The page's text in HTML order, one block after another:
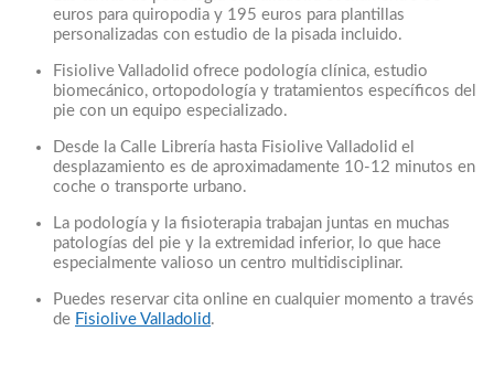
euros para quiropodia y 195 euros para plantillas
personalizadas con estudio de la pisada incluido.
Fisiolive Valladolid ofrece podología clínica, estudio
biomecánico, ortopodología y tratamientos específicos del
pie con un equipo especializado.
Desde la Calle Librería hasta Fisiolive Valladolid el
desplazamiento es de aproximadamente 10-12 minutos en
coche o transporte urbano.
La podología y la fisioterapia trabajan juntas en muchas
patologías del pie y la extremidad inferior, lo que hace
especialmente valioso un centro multidisciplinar.
Puedes reservar cita online en cualquier momento a través
de Fisiolive Valladolid.